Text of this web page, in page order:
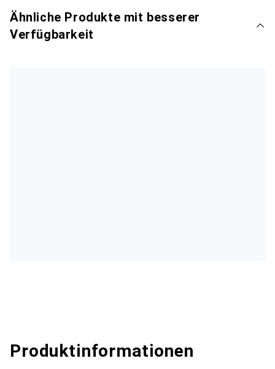
Ähnliche Produkte mit besserer
Verfügbarkeit
Produktinformationen